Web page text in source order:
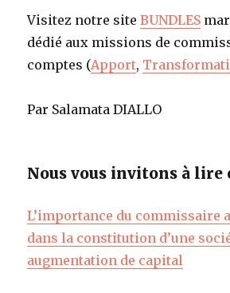
Visitez notre siteBUNDLES
dédié aux missions de
comptes (Apport,
Par Salamata DIALLO
Nous vous invitons à lire
L’importance du commissaire
dans la constitution d’une
augmentation de capital